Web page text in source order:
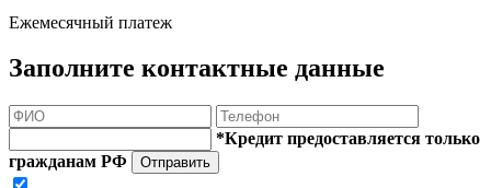
Ежемесячный платеж
Заполните контактные данные
*Кредит предоставляется только
гражданам РФ
Отправить